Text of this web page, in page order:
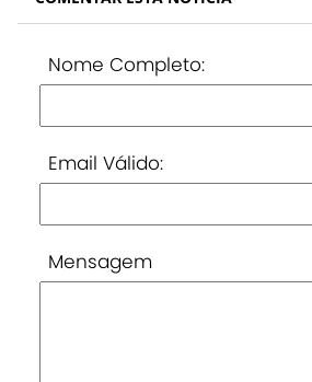
Nome Completo:
Email Válido:
Mensagem